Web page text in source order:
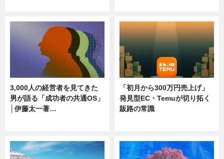
3,000人の経営者を見てきた
男が語る「成功者の共通OS」
│伊藤太一著…
「初月から300万円売上げ」
発見型EC・Temuが切り拓く
販路の常識